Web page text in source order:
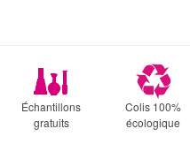
Échantillons
gratuits
Colis 100%
écologique